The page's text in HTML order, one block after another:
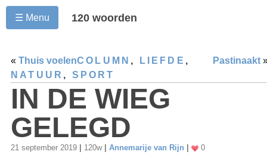
☰ Menu 120 woorden
« Thuis voelen Pastinaakt
COLUMN , LIEFDE ,
NATUUR , SPORT
IN DE WIEG
GELEGD
21 september 2019 120w Annemarije van Rijn 0